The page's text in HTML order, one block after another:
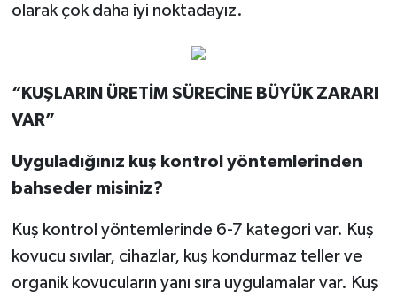
olarak çok daha iyi noktadayız.
“KUŞLARIN ÜRETİM SÜRECİNE BÜYÜK ZARARI
VAR”
Uyguladığınız kuş kontrol yöntemlerinden
bahseder misiniz?
Kuş kontrol yöntemlerinde 6-7 kategori var. Kuş
kovucu sıvılar, cihazlar, kuş kondurmaz teller ve
organik kovucuların yanı sıra uygulamalar var. Kuş